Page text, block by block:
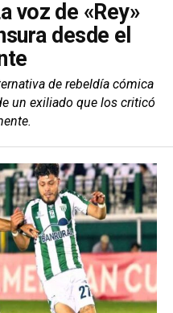
voz de «Rey»
desde el
de rebeldía cómica
un exiliado que los criticó